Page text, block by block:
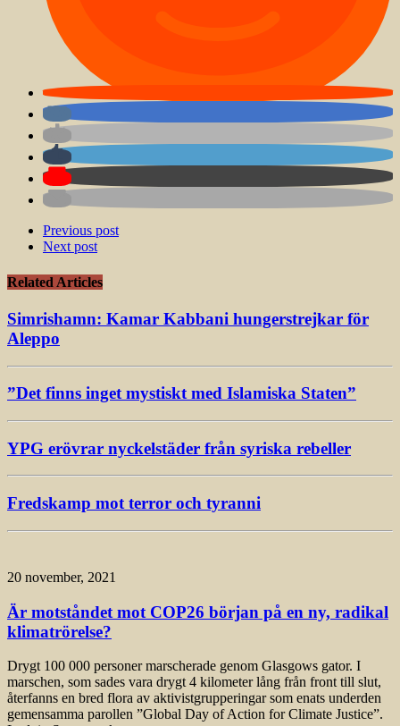
Previous post
Next post
Related Articles
Simrishamn: Kamar Kabbani hungerstrejkar för
Aleppo
”Det finns inget mystiskt med Islamiska Staten”
YPG erövrar nyckelstäder från syriska rebeller
Fredskamp mot terror och tyranni
20 november, 2021
Är motståndet mot COP26 början på en ny, radikal
klimatrörelse?
Drygt 100 000 personer marscherade genom Glasgows gator. I
marschen, som sades vara drygt 4 kilometer lång från front till slut,
återfanns en bred flora av aktivistgrupperingar som enats underden
gemensamma parollen ”Global Day of Action for Climate Justice”.